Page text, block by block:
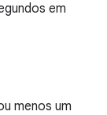
em
menos um